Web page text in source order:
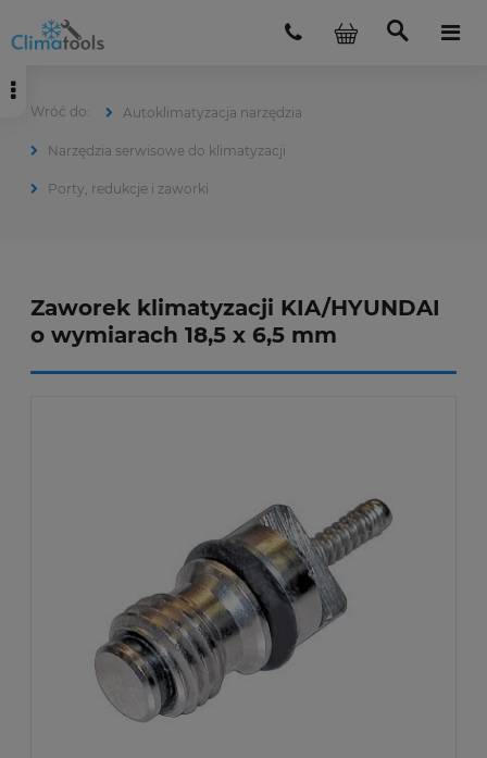
Autoklimatyzacja narzędzia
Narzędzia serwisowe do klimatyzacji
Porty, redukcje i zaworki
Zaworek klimatyzacji KIA/HYUNDAI
o wymiarach 18,5 x 6,5 mm